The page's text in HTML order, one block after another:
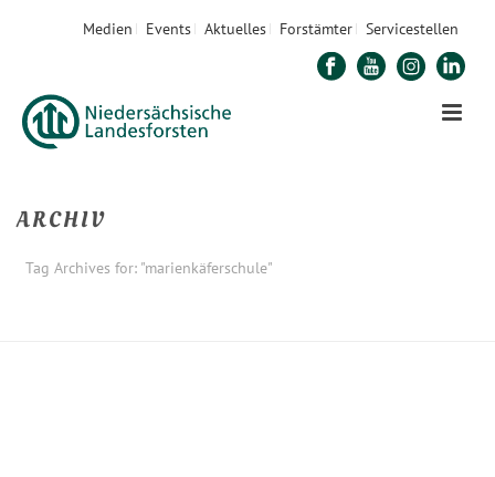
Medien Events Aktuelles Forstämter Servicestellen
ARCHIV
Tag Archives for: "marienkäferschule"